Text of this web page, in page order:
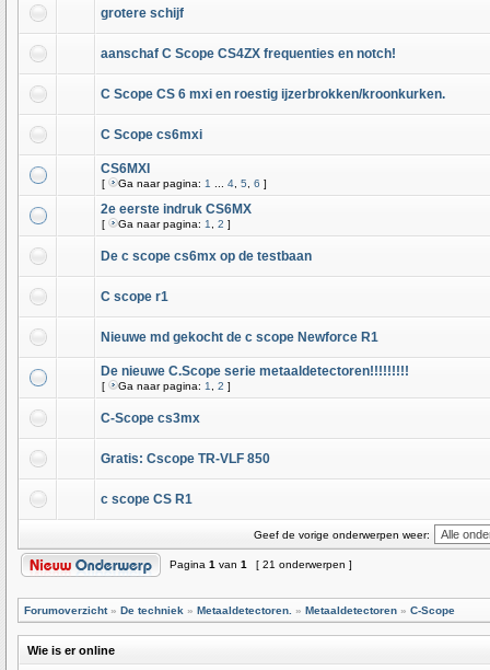
grotere schijf
aanschaf C Scope CS4ZX frequenties en notch!
C Scope CS 6 mxi en roestig ijzerbrokken/kroonkurken.
C Scope cs6mxi
CS6MXI
[ Ga naar pagina: 1 4 5 6 ]
2e eerste indruk CS6MX
[ Ga naar pagina: 1 2 ]
De c scope cs6mx op de testbaan
C scope r1
Nieuwe md gekocht de c scope Newforce R1
De nieuwe C.Scope serie metaaldetectoren!!!!!!!!!
[ Ga naar pagina: 1 2 ]
C-Scope cs3mx
Gratis: Cscope TR-VLF 850
c scope CS R1
Geef de vorige onderwerpen weer:
Pagina 1 van 1 [ 21 onderwerpen ]
Forumoverzicht» De techniek » Metaaldetectoren. » Metaaldetectoren » C-Scope
Wie is er online